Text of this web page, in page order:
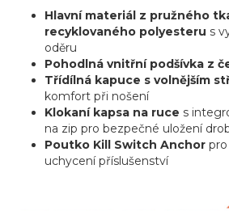
Hlavní materiál z pružného
recyklovaného polyesteru s
oděru
Pohodlná vnitřní podšívka z
Třídílná kapuce s volnějším
komfort při nošení
Klokaní kapsa na ruce s
na zip pro bezpečné uložení
Poutko Kill Switch Anchor pro
uchycení příslušenství